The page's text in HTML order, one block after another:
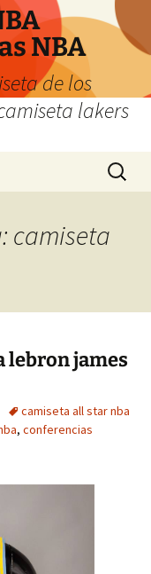
NBA
de los
lakers
Buscar:
camiseta
lebron james
camiseta all star nba
, conferencias